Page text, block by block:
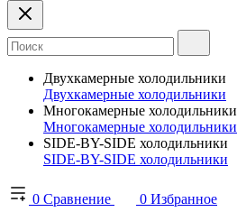
Двухкамерные холодильники
Двухкамерные холодильники
Многокамерные холодильники
Многокамерные холодильники
SIDE-BY-SIDE холодильники
SIDE-BY-SIDE холодильники
0 Сравнение 0 Избранное